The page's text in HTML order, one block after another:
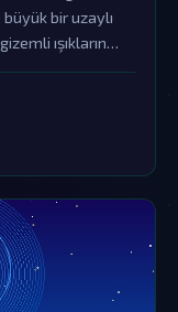
büyük bir uzaylı
ışıkların
çabalarıyla